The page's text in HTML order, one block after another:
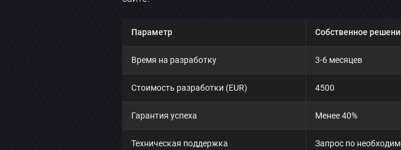
Параметр Собственное
Время на разработку 3-6 месяцев
Стоимость разработки (EUR) 4500
Гарантия успеха Менее 40%
Техническая поддержка Запрос по